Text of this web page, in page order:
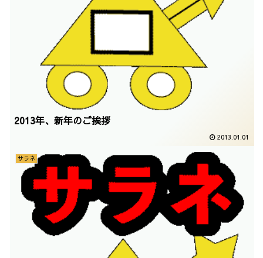
2013年、新年のご挨拶
2013.01.01
サラネ